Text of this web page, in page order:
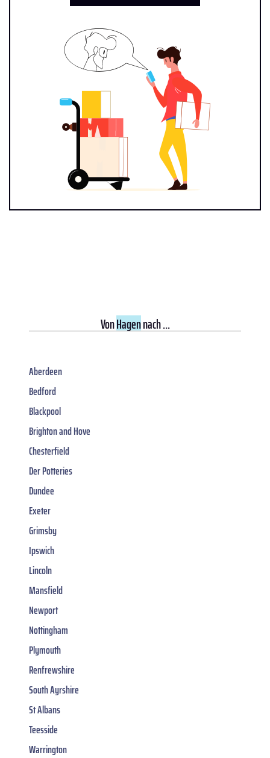
VonHagennach ...
Aberdeen
Bedford
Blackpool
Brighton and Hove
Chesterfield
Der Potteries
Dundee
Exeter
Grimsby
Ipswich
Lincoln
Mansfield
Newport
Nottingham
Plymouth
Renfrewshire
South Ayrshire
St Albans
Teesside
Warrington